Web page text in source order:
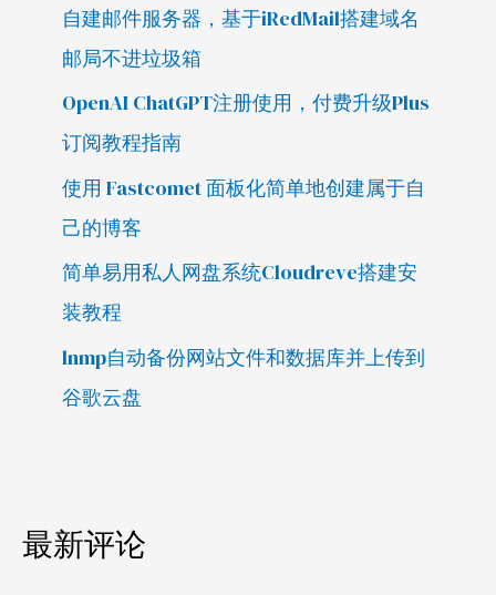
自建邮件服务器，基于iRedMail搭建域名
邮局不进垃圾箱
OpenAI ChatGPT注册使用，付费升级Plus
订阅教程指南
使用 Fastcomet 面板化简单地创建属于自
己的博客
简单易用私人网盘系统Cloudreve搭建安
装教程
lnmp自动备份网站文件和数据库并上传到
谷歌云盘
最新评论